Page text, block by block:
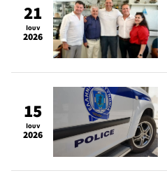
21
Ιουν
2026
15
Ιουν
2026